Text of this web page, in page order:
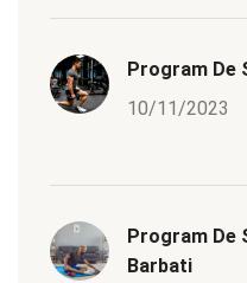
Program De
10/11/2023
Program De
Barbati